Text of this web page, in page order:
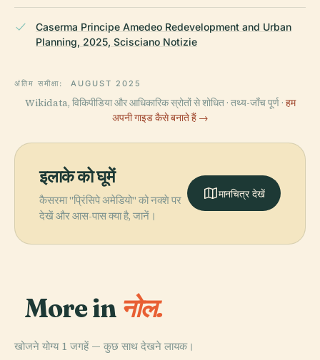
Caserma Principe Amedeo Redevelopment and Urban
Planning, 2025, Scisciano Notizie
अंतिम समीक्षा: AUGUST 2025
Wikidata, विकिपीडिया और आधिकारिक स्रोतों से शोधित · तथ्य-जाँच पूर्ण · हम
अपनी गाइड कैसे बनाते हैं →
इलाके को घूमें
कैसरमा "प्रिंसिपे अमेडियो" को नक्शे पर
देखें और आस-पास क्या है, जानें।
मानचित्र देखें
More in नोल.
खोजने योग्य 1 जगहें — कुछ साथ देखने लायक।
PLACE